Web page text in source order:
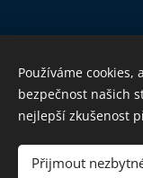
CZK Kč
EUR €
Používáme
bezpečnost našich
nejlepší zkušenost
Přijmout